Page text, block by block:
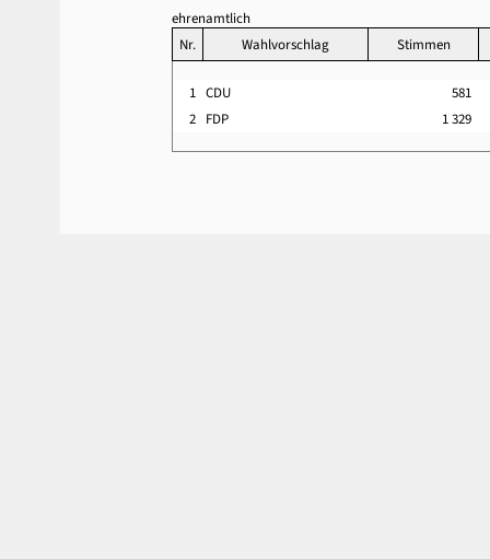
ehrenamtlich
Nr.
Wahlvorschlag Stimmen
1 CDU
581
2 FDP 1 329